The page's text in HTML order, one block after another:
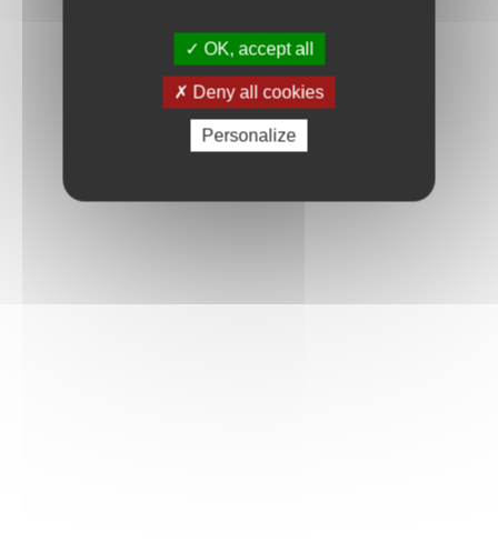
OK, accept all
Deny all cookies
Personalize